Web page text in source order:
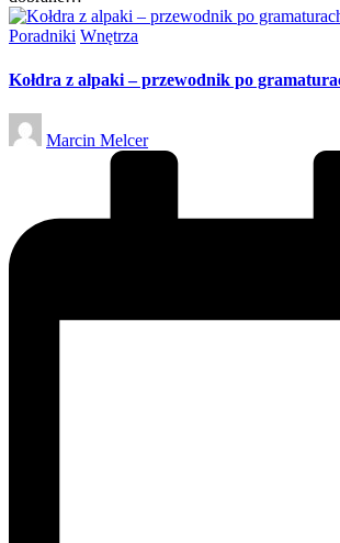
Posted
Poradniki Wnętrza
Kołdra z alpaki – przewodnik po
Posted
by
Marcin Melcer